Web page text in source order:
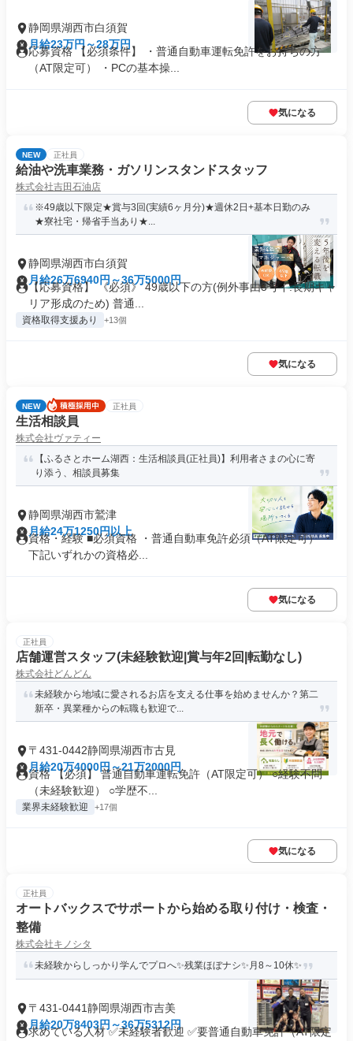
静岡県湖西市白須賀
月給23万円～28万円
応募資格 【必須条件】 ・普通自動車運転免許をお持ちの方
（AT限定可） ・PCの基本操...
気になる
NEW 正社員
給油や洗車業務・ガソリンスタンドスタッフ
株式会社吉田石油店
※49歳以下限定★賞与3回(実績6ヶ月分)★週休2日+基本日勤のみ
★寮社宅・帰省手当あり★...
静岡県湖西市白須賀
月給26万6940円～36万5000円
【応募資格】 《必須》 49歳以下の方(例外事由3号イ:長期キャ
リア形成のため) 普通...
資格取得支援あり +13個
気になる
NEW 正社員
生活相談員
株式会社ヴァティー
【ふるさとホーム湖西：生活相談員(正社員)】利用者さまの心に寄
り添う、相談員募集
静岡県湖西市鷲津
月給24万1250円以上
資格・経験 ■必須資格 ・普通自動車免許必須（AT限定可） ・
下記いずれかの資格必...
気になる
正社員
店舗運営スタッフ(未経験歓迎|賞与年2回|転勤なし)
株式会社どんどん
未経験から地域に愛されるお店を支える仕事を始めませんか？第二
新卒・異業種からの転職も歓迎で...
〒431-0442静岡県湖西市古見
月給20万4000円～21万2000円
資格 【必須】 普通自動車運転免許（AT限定可） ○経験不問
（未経験歓迎） ○学歴不...
業界未経験歓迎 +17個
気になる
正社員
オートバックスでサポートから始める取り付け・検査・
整備
株式会社キノシタ
未経験からしっかり学んでプロへ✨残業ほぼナシ✨月8～10休✨
〒431-0441静岡県湖西市吉美
月給20万8403円～36万5312円
求めている人材 ✅未経験者歓迎 ✅要普通自動車免許（AT限定